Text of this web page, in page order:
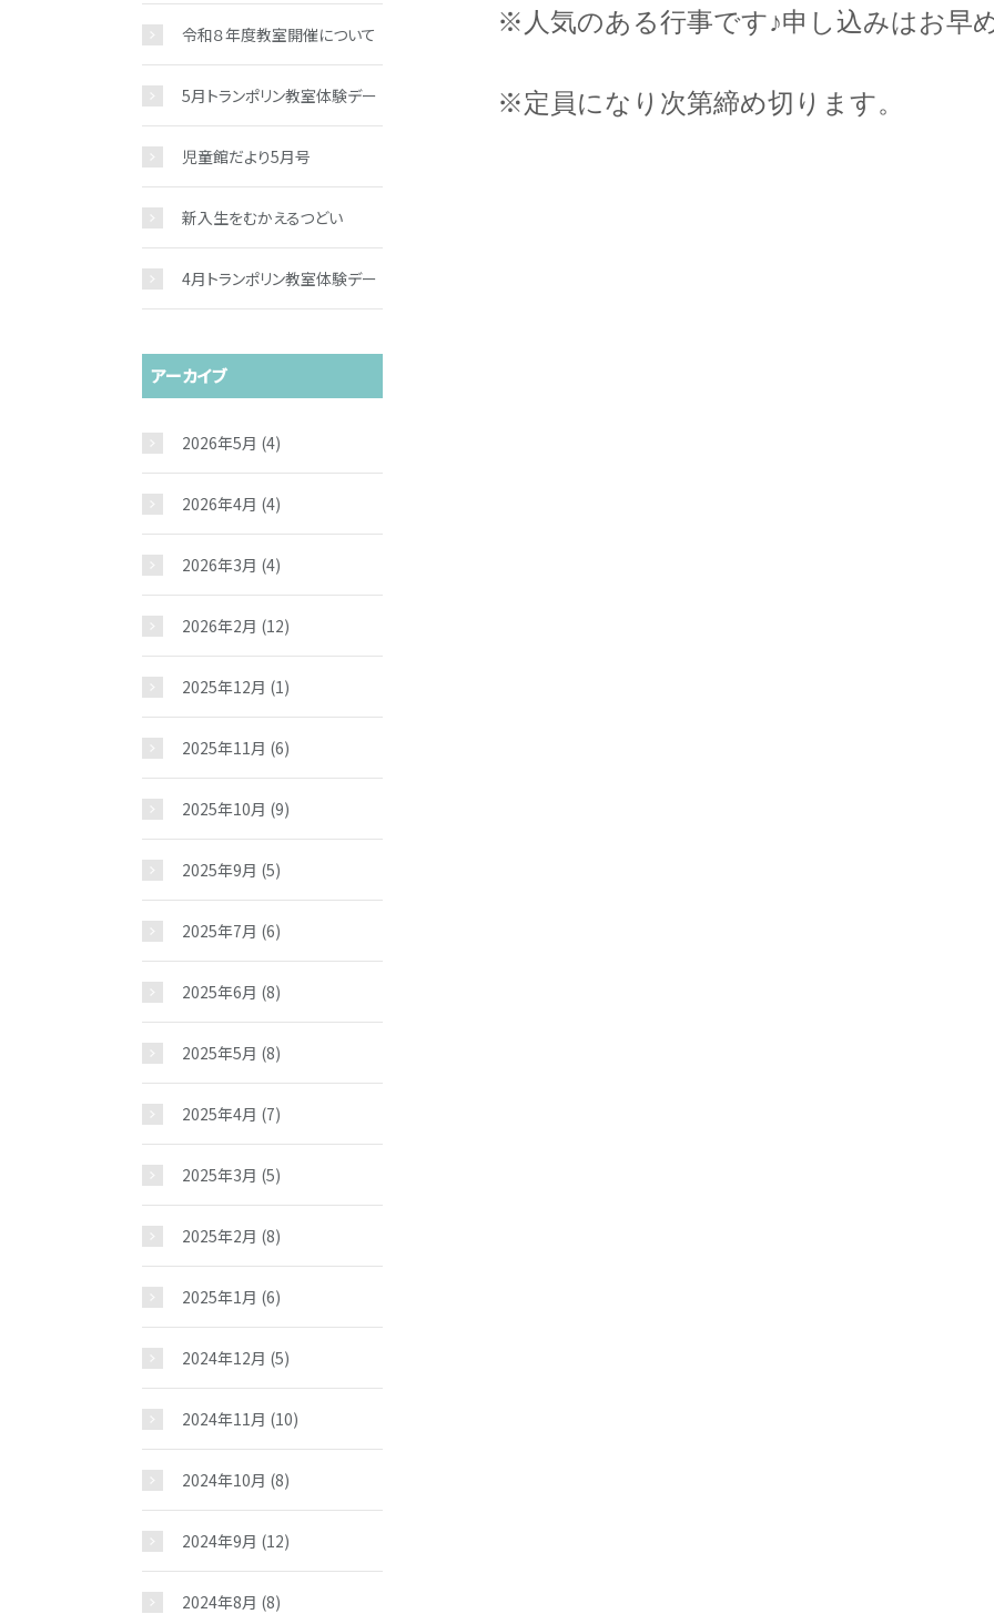
※人気のある行事です♪申し込みはお早
※定員になり次第締め切ります。
令和８年度教室開催について
5月トランポリン教室体験デー
児童館だより5月号
新入生をむかえるつどい
4月トランポリン教室体験デー
アーカイブ
2026年5月 (4)
2026年4月 (4)
2026年3月 (4)
2026年2月 (12)
2025年12月 (1)
2025年11月 (6)
2025年10月 (9)
2025年9月 (5)
2025年7月 (6)
2025年6月 (8)
2025年5月 (8)
2025年4月 (7)
2025年3月 (5)
2025年2月 (8)
2025年1月 (6)
2024年12月 (5)
2024年11月 (10)
2024年10月 (8)
2024年9月 (12)
2024年8月 (8)